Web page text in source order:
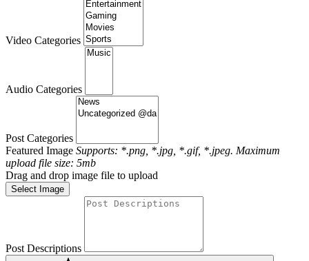
Video Categories
Audio Categories
Post Categories
Featured Image Supports: *.png, *.jpg, *.gif, *.jpeg. Maximum
upload file size: 5mb
Drag and drop image file to upload
Select Image
Post Descriptions